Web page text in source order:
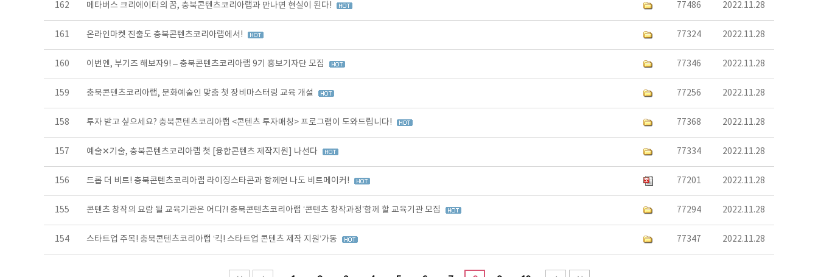
162 메타버스 크리에이터의 꿈, 충북콘텐츠코리아랩과 만나면 현실이 된다! 77486 2022.11.28
161 온라인마켓 진출도 충북콘텐츠코리아랩에서! 77324 2022.11.28
160 이번엔, 부기즈 해보자9! – 충북콘텐츠코리아랩 9기 홍보기자단 모집 77346 2022.11.28
159 충북콘텐츠코리아랩, 문화예술인 맞춤 첫 장비마스터링 교육 개설 77256 2022.11.28
158 투자 받고 싶으세요? 충북콘텐츠코리아랩 <콘텐츠 투자매칭> 프로그램이 도와드립니다! 77368 2022.11.28
157 예술✕기술, 충북콘텐츠코리아랩 첫 [융합콘텐츠 제작지원] 나선다 77334 2022.11.28
156 드롭 더 비트! 충북콘텐츠코리아랩 라이징스타콘과 함께면 나도 비트메이커! 77201 2022.11.28
155 콘텐츠 창작의 요람 될 교육기관은 어디?! 충북콘텐츠코리아랩 ‘콘텐츠 창작과정’함께 할 교육기관 모집 77294 2022.11.28
154 스타트업 주목! 충북콘텐츠코리아랩 ‘킥! 스타트업 콘텐츠 제작 지원’가동 77347 2022.11.28